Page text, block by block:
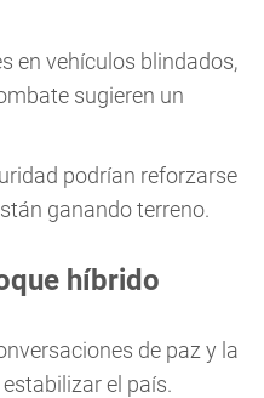
en vehículos blindados,
sugieren un
podrían reforzarse
ganando terreno.
híbrido
de paz y la
el país.